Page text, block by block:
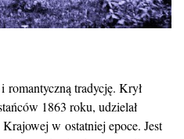
romantyczną tradycję. Krył
1863 roku, udzielał
w ostatniej epoce. Jest